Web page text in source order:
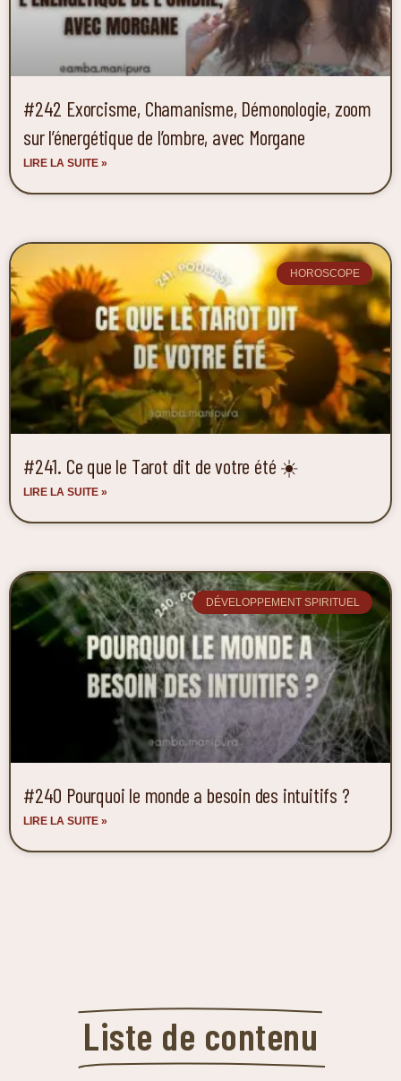
#242 Exorcisme, Chamanisme, Démonologie, zoom
sur l’énergétique de l’ombre, avec Morgane
LIRE LA SUITE »
HOROSCOPE
#241. Ce que le Tarot dit de votre été ☀️
LIRE LA SUITE »
DÉVELOPPEMENT SPIRITUEL
#240 Pourquoi le monde a besoin des intuitifs ?
LIRE LA SUITE »
Liste de contenu